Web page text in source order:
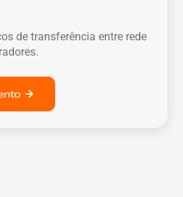
de transferência entre rede